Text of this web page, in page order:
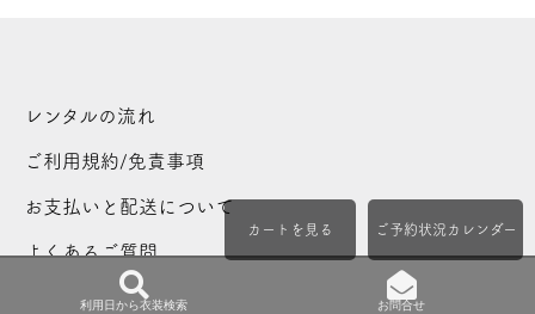
カートを見る ご予約状況カレンダー
レンタルの流れ
ご利用規約/免責事項
お支払いと配送について
よくあるご質問
簡単着付け動画～お宮参り産着編
利用日から衣装検索 お問合せ